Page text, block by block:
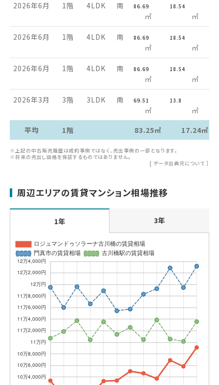
2026年6月 1階 4LDK 南 86.69
㎡
18.54
㎡
2026年6月 1階 4LDK 南 86.69
㎡
18.54
㎡
2026年6月 1階 4LDK 南 86.69
㎡
18.54
㎡
2026年3月 3階 3LDK 南 69.51
㎡
13.8
㎡
平均
1階 83.25㎡ 17.24㎡
※上記の中古販売履歴は成約事例ではなく、売出事例の一部となります。
※将来の売出し価格を保証するものではありません。
[ データ出典元について ］
周辺エリアの賃貸マンション相場推移
1年 3年